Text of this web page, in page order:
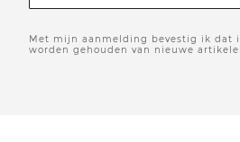
Met mijn aanmelding bevestig ik dat
worden gehouden van nieuwe